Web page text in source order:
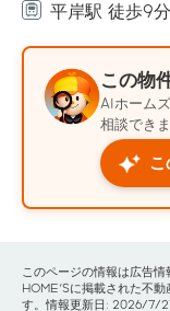
平岸駅 徒歩9分
この物
AIホーム
相談できま
このページの情報は広告
HOME'Sに掲載された不
す。情報更新日: 2026/7/